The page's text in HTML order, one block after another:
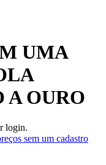
UMA
A OURO
login.
sem um cadastro